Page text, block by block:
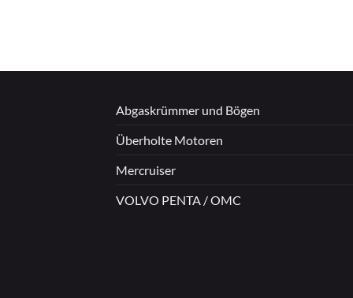
Abgaskrümmer und Bögen
Überholte Motoren
Mercruiser
VOLVO PENTA / OMC